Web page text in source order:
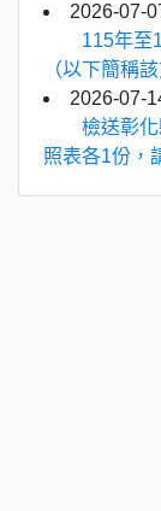
2026-07-
115年至
（以下簡稱
2026-07-
檢送彰
照表各1份，